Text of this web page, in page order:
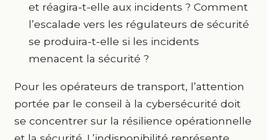
et réagira-t-elle aux incidents ? Comment
l’escalade vers les régulateurs de sécurité
se produira-t-elle si les incidents
menacent la sécurité ?
Pour les opérateurs de transport, l’attention
portée par le conseil à la cybersécurité doit
se concentrer sur la résilience opérationnelle